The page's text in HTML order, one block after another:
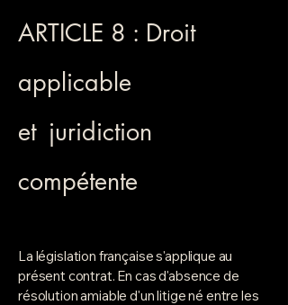
ARTICLE 8 : Droit
applicable
et juridiction
compétente
La législation française s'applique au
présent contrat. En cas d'absence de
résolution amiable d'un litige né entre les